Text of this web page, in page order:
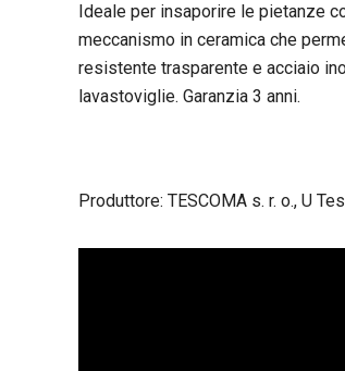
Ideale per insaporire le pietanze
meccanismo in ceramica che
resistente trasparente e acciaio
lavastoviglie. Garanzia 3 anni.
Produttore: TESCOMA s. r. o., U